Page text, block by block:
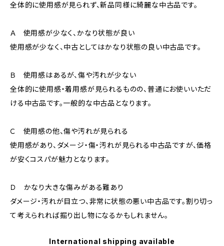
全体的に使用感が見られず、新品同様に綺麗な中古品です。
Ａ 使用感が少なく、かなり状態が良い
使用感が少なく、中古としてはかなり状態の良い中古品です。
Ｂ 使用感はあるが、傷や汚れが少ない
全体的に使用感・着用感が見られるものの、普通にお使いいただ
ける中古品です。一般的な中古品となります。
Ｃ 使用感の他、傷や汚れが見られる
使用感があり、ダメージ・傷・汚れが見られる中古品ですが、価格
が安くコスパが魅力となります。
Ｄ かなり大きな傷みがある難あり
ダメージ・汚れが目立つ、非常に状態の悪い中古品です。割り切っ
て考えられれば掘り出し物になるかもしれません。
International shipping available